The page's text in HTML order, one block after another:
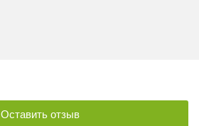
Оставить отзыв